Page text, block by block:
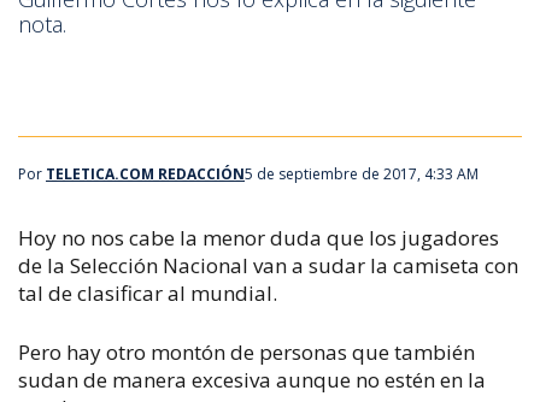
nota.
Por TELETICA.COM REDACCIÓN5 de septiembre de 2017, 4:33 AM
Hoy no nos cabe la menor duda que los jugadores
de la Selección Nacional van a sudar la camiseta con
tal de clasificar al mundial.
Pero hay otro montón de personas que también
sudan de manera excesiva aunque no estén en la